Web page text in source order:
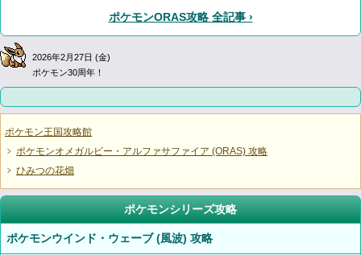
ポケモンORAS攻略 全記事 ›
2026年2月27日 (金)
ポケモン30周年！
ポケモン王国攻略館
ポケモンオメガルビー・アルファサファイア (ORAS) 攻略
ひみつの花畑
ポケモンシリーズ攻略
ポケモンウインド・ウェーブ (風波) 攻略